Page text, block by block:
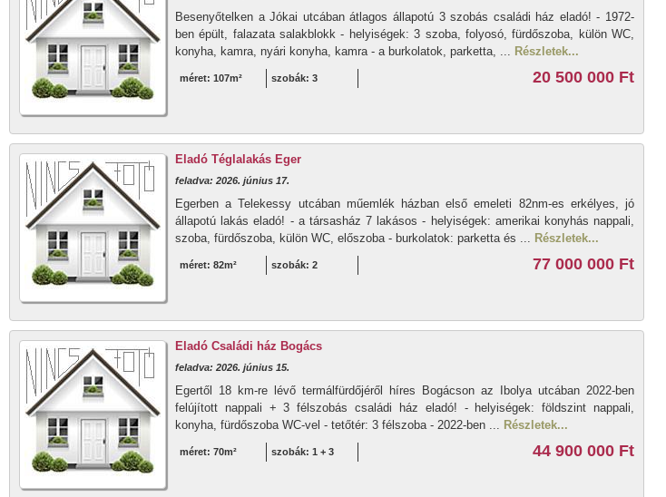
Besenyőtelken a Jókai utcában átlagos állapotú 3 szobás családi ház eladó! - 1972-
ben épült, falazata salakblokk - helyiségek: 3 szoba, folyosó, fürdőszoba, külön WC,
konyha, kamra, nyári konyha, kamra - a burkolatok, parketta, ... Részletek...
méret: 107m² szobák: 3 20 500 000 Ft
Eladó Téglalakás Eger
feladva: 2026. június 17.
Egerben a Telekessy utcában műemlék házban első emeleti 82nm-es erkélyes, jó
állapotú lakás eladó! - a társasház 7 lakásos - helyiségek: amerikai konyhás nappali,
szoba, fürdőszoba, külön WC, előszoba - burkolatok: parketta és ... Részletek...
méret: 82m² szobák: 2 77 000 000 Ft
Eladó Családi ház Bogács
feladva: 2026. június 15.
Egertől 18 km-re lévő termálfürdőjéről híres Bogácson az Ibolya utcában 2022-ben
felújított nappali + 3 félszobás családi ház eladó! - helyiségek: földszint nappali,
konyha, fürdőszoba WC-vel - tetőtér: 3 félszoba - 2022-ben ... Részletek...
méret: 70m² szobák: 1 + 3 44 900 000 Ft